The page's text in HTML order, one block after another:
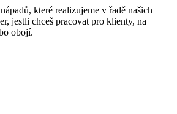
které realizujeme v řadě našich
jestli chceš pracovat pro klienty, na
obojí.